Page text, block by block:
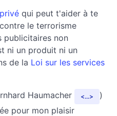
qui peut t'aider à te
le terrorisme
publicitaires non
ni un produit ni un
de la Loi sur les services
Haumacher
...
)
pour mon plaisir